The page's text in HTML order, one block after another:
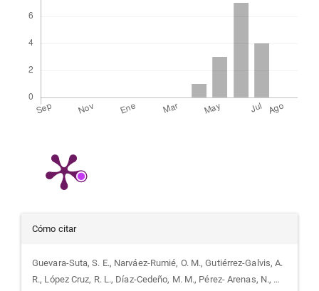
Detalles
del
Cómo citar
Guevara-Suta, S. E., Narváez-Rumié, O. M., Gutiérrez-Galvis, A.
R., López Cruz, R. L., Díaz-Cedeño, M. M., Pérez- Arenas, N., …